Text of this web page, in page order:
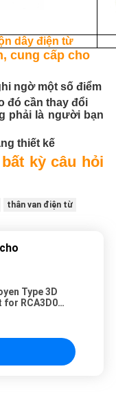
dây điện từ
cung cấp cho
ngờ một số điểm
đó cần thay đổi
phải là người bạn
thiết kế
kỳ câu hỏi
thân van điện từ
Type 3D
for RCA3D0